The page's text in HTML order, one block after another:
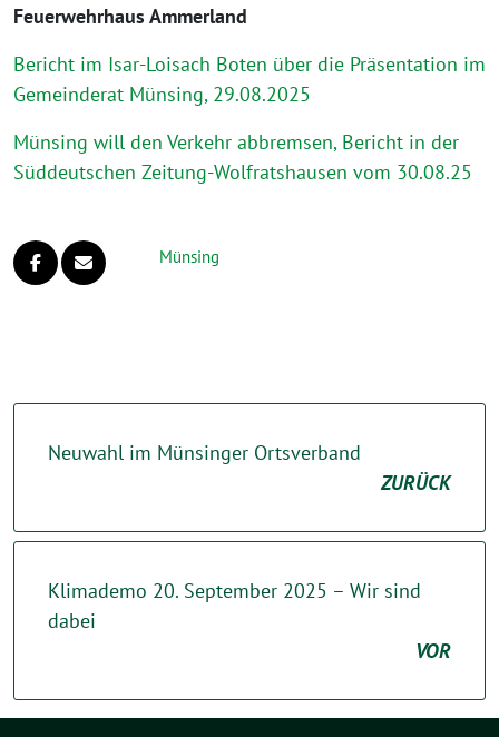
Feuerwehrhaus Ammerland
Bericht im Isar-Loisach Boten über die Präsentation im
Gemeinderat Münsing, 29.08.2025
Münsing will den Verkehr abbremsen, Bericht in der
Süddeutschen Zeitung-Wolfratshausen vom 30.08.25
Münsing
Neuwahl im Münsinger Ortsverband
ZURÜCK
Klimademo 20. September 2025 – Wir sind
dabei
VOR